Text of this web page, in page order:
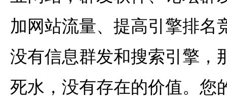
加网站流量、提高引擎排名
没有信息群发和搜索引擎，
死水，没有存在的价值。您